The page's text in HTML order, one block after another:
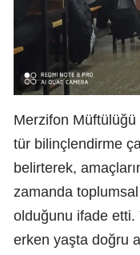
Merzifon
tür bilinçlendirme
belirterek,
zamanda
olduğunu ifade etti.
erken yaşta doğru